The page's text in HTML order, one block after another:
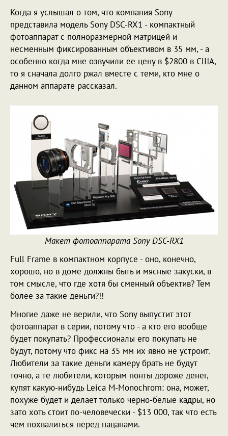
Когда я услышал о том, что компания Sony
представила модель Sony DSC-RX1 - компактный
фотоаппарат с полноразмерной матрицей и
несменным фиксированным объективом в 35 мм, - а
особенно когда мне озвучили ее цену в $2800 в США,
то я сначала долго ржал вместе с теми, кто мне о
данном аппарате рассказал.
Макет фотоаппарата Sony DSC-RX1
Full Frame в компактном корпусе - оно, конечно,
хорошо, но в доме должны быть и мясные закуски, в
том смысле, что где хотя бы сменный объектив? Тем
более за такие деньги?!!
Многие даже не верили, что Sony выпустит этот
фотоаппарат в серии, потому что - а кто его вообще
будет покупать? Профессионалы его покупать не
будут, потому что фикс на 35 мм их явно не устроит.
Любители за такие деньги камеру брать не будут
точно, а те любители, которым понты дороже денег,
купят какую-нибудь Leica M-Monochrom: она, может,
похуже будет и делает только черно-белые кадры, но
зато хоть стоит по-человечески - $13 000, так что есть
чем похвалиться перед пацанами.